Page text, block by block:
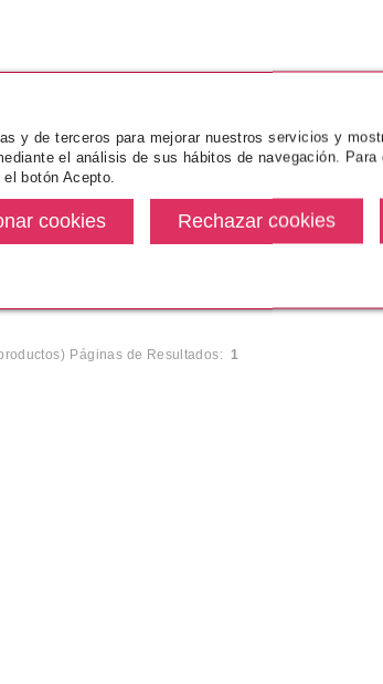
NUXE
Creme Fraiche De Beaute En
Bruma
Pvr 21.40€ desde
Páginas de Resultados: 1
y de terceros para mejorar nuestros servicios y
el análisis de sus hábitos de navegación. Para
botón Acepto.